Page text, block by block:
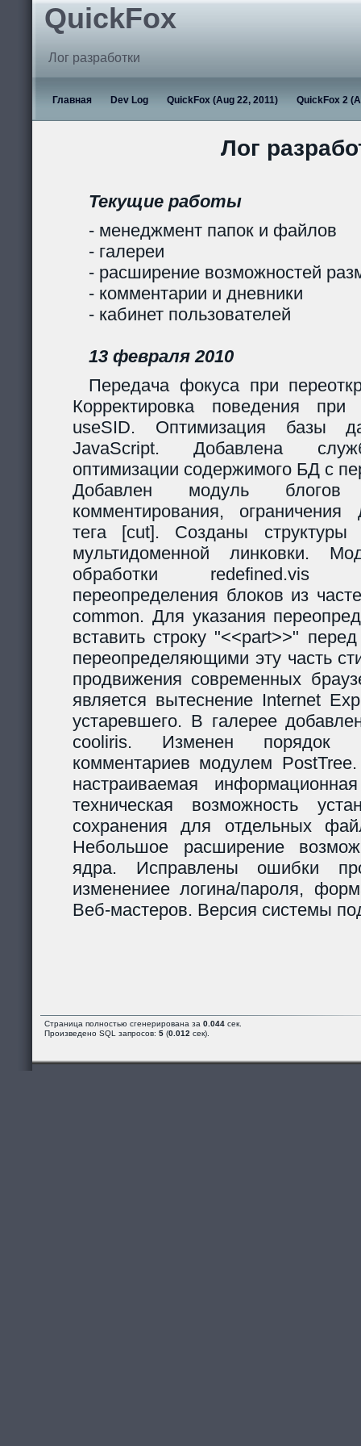
QuickFox
Лог разработки
Главная Dev Log QuickFox (Aug 22, 2011) QuickFox 2
Лог
Текущие работы
- менеджмент папок и файлов
- галереи
- расширение возможностей
- комментарии и дневники
- кабинет пользователей
13 февраля 2010
Передача фокуса при
Корректировка поведения
useSID. Оптимизация базы
JavaScript. Добавлена
оптимизации содержимого БД с
Добавлен модуль
комментирования, ограничения
тега [cut]. Созданы
мультидоменной линковки.
обработки redefined.vis
переопределения блоков из
common. Для указания
вставить строку "<<part>>"
переопределяющими эту часть
продвижения современных
является вытеснение Internet
устаревшего. В галерее
cooliris. Изменен порядок
комментариев модулем
настраиваемая
техническая возможность
сохранения для отдельных
Небольшое расширение
ядра. Исправлены ошибки
изменениее логина/пароля,
Веб-мастеров. Версия системы
Страница полностью сгенерирована за 0.044 сек.
Произведено SQL запросов: 5 (0.012 сек).